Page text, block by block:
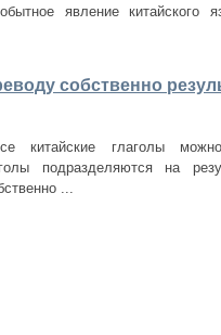
явление китайского
собственно
китайские глаголы
подразделяются на
...